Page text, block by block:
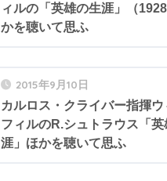
ィルの「英雄の生涯」（
かを聴いて思ふ
2015年9月10日
カルロス・クライバー指揮ウ
フィルのR.シュトラウス「英
涯」ほかを聴いて思ふ